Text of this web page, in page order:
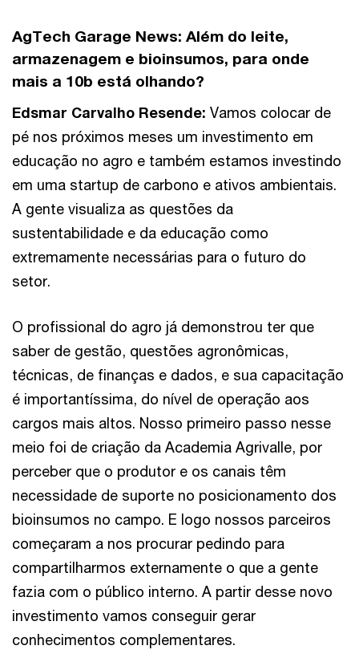
AgTech Garage News: Além do leite,
armazenagem e bioinsumos, para onde
mais a 10b está olhando?
Edsmar Carvalho Resende: Vamos colocar de
pé nos próximos meses um investimento em
educação no agro e também estamos investindo
em uma startup de carbono e ativos ambientais.
A gente visualiza as questões da
sustentabilidade e da educação como
extremamente necessárias para o futuro do
setor.
O profissional do agro já demonstrou ter que
saber de gestão, questões agronômicas,
técnicas, de finanças e dados, e sua capacitação
é importantíssima, do nível de operação aos
cargos mais altos. Nosso primeiro passo nesse
meio foi de criação da Academia Agrivalle, por
perceber que o produtor e os canais têm
necessidade de suporte no posicionamento dos
bioinsumos no campo. E logo nossos parceiros
começaram a nos procurar pedindo para
compartilharmos externamente o que a gente
fazia com o público interno. A partir desse novo
investimento vamos conseguir gerar
conhecimentos complementares.